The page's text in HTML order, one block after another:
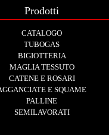
Prodotti
CATALOGO
TUBOGAS
BIGIOTTERIA
MAGLIA TESSUTO
CATENE E ROSARI
E SQUAME
PALLINE
SEMILAVORATI